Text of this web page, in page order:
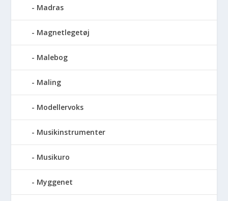
Madras
Magnetlegetøj
Malebog
Maling
Modellervoks
Musikinstrumenter
Musikuro
Myggenet